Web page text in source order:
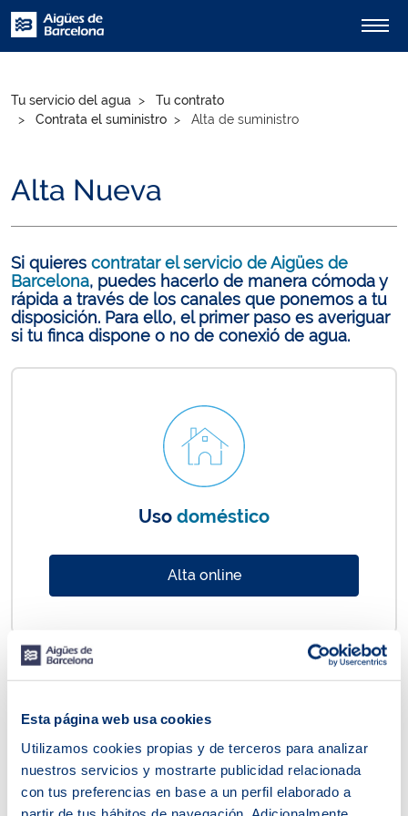
Esta página web usa cookies
Utilizamos cookies propias y de terceros para analizar
nuestros servicios y mostrarte publicidad relacionada
con tus preferencias en base a un perfil elaborado a
Tu servicio del agua
Tu contrato
Contrata el suministro
Alta de suministro
Alta Nueva
Si quieres contratar el servicio de Aigües de
Barcelona, puedes hacerlo de manera cómoda y
rápida a través de los canales que ponemos a tu
disposición. Para ello, el primer paso es averiguar
si tu finca dispone o no de conexió de agua.
Uso doméstico
Alta online
Usocomercial